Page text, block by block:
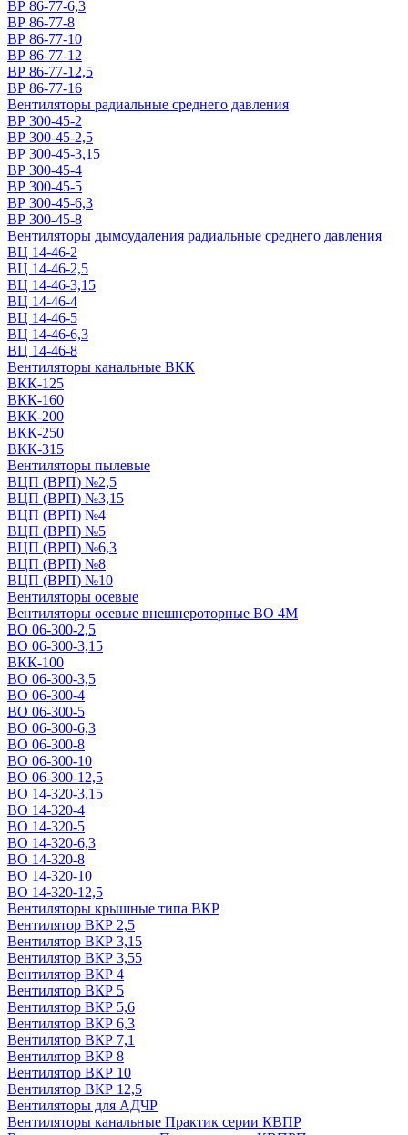
ВР 86-77-6,3
ВР 86-77-8
ВР 86-77-10
ВР 86-77-12
ВР 86-77-12,5
ВР 86-77-16
Вентиляторы радиальные среднего давления
ВР 300-45-2
ВР 300-45-2,5
ВР 300-45-3,15
ВР 300-45-4
ВР 300-45-5
ВР 300-45-6,3
ВР 300-45-8
Вентиляторы дымоудаления радиальные среднего давления
ВЦ 14-46-2
ВЦ 14-46-2,5
ВЦ 14-46-3,15
ВЦ 14-46-4
ВЦ 14-46-5
ВЦ 14-46-6,3
ВЦ 14-46-8
Вентиляторы канальные ВКК
ВКК-125
ВКК-160
ВКК-200
ВКК-250
ВКК-315
Вентиляторы пылевые
ВЦП (ВРП) №2,5
ВЦП (ВРП) №3,15
ВЦП (ВРП) №4
ВЦП (ВРП) №5
ВЦП (ВРП) №6,3
ВЦП (ВРП) №8
ВЦП (ВРП) №10
Вентиляторы осевые
Вентиляторы осевые внешнероторные ВО 4М
ВО 06-300-2,5
ВО 06-300-3,15
ВКК-100
ВО 06-300-3,5
ВО 06-300-4
ВО 06-300-5
ВО 06-300-6,3
ВО 06-300-8
ВО 06-300-10
ВО 06-300-12,5
ВО 14-320-3,15
ВО 14-320-4
ВО 14-320-5
ВО 14-320-6,3
ВО 14-320-8
ВО 14-320-10
ВО 14-320-12,5
Вентиляторы крышные типа ВКР
Вентилятор ВКР 2,5
Вентилятор ВКР 3,15
Вентилятор ВКР 3,55
Вентилятор ВКР 4
Вентилятор ВКР 5
Вентилятор ВКР 5,6
Вентилятор ВКР 6,3
Вентилятор ВКР 7,1
Вентилятор ВКР 8
Вентилятор ВКР 10
Вентилятор ВКР 12,5
Вентиляторы для АДЧР
Вентиляторы канальные Практик серии КВПР